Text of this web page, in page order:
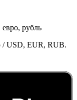
евро, рубль
/ USD, EUR, RUB.